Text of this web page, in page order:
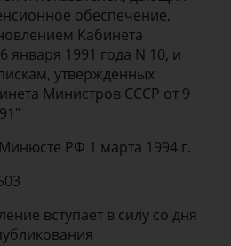
обеспечение,
Кабинета
января 1991 года N 10, и
утвержденных
Министров СССР от 9
РФ 1 марта 1994 г.
вступает в силу со дня